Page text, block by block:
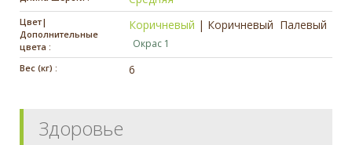
Цвет|
Дополнительные
цвета :
Коричневый | Коричневый Палевый
Окрас 1
Вес (кг) : 6
Здоровье